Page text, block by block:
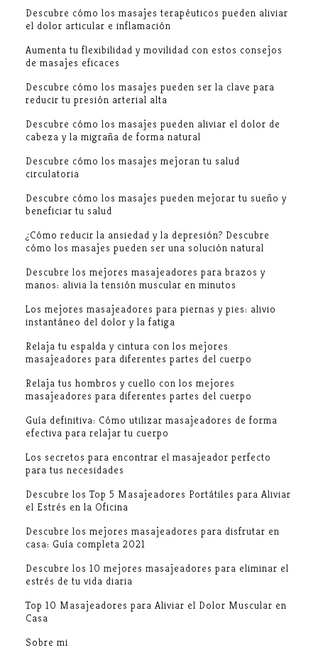
Descubre cómo los masajes terapéuticos pueden aliviar
el dolor articular e inflamación
Aumenta tu flexibilidad y movilidad con estos consejos
de masajes eficaces
Descubre cómo los masajes pueden ser la clave para
reducir tu presión arterial alta
Descubre cómo los masajes pueden aliviar el dolor de
cabeza y la migraña de forma natural
Descubre cómo los masajes mejoran tu salud
circulatoria
Descubre cómo los masajes pueden mejorar tu sueño y
beneficiar tu salud
¿Cómo reducir la ansiedad y la depresión? Descubre
cómo los masajes pueden ser una solución natural
Descubre los mejores masajeadores para brazos y
manos: alivia la tensión muscular en minutos
Los mejores masajeadores para piernas y pies: alivio
instantáneo del dolor y la fatiga
Relaja tu espalda y cintura con los mejores
masajeadores para diferentes partes del cuerpo
Relaja tus hombros y cuello con los mejores
masajeadores para diferentes partes del cuerpo
Guía definitiva: Cómo utilizar masajeadores de forma
efectiva para relajar tu cuerpo
Los secretos para encontrar el masajeador perfecto
para tus necesidades
Descubre los Top 5 Masajeadores Portátiles para Aliviar
el Estrés en la Oficina
Descubre los mejores masajeadores para disfrutar en
casa: Guía completa 2021
Descubre los 10 mejores masajeadores para eliminar el
estrés de tu vida diaria
Top 10 Masajeadores para Aliviar el Dolor Muscular en
Casa
Sobre mi